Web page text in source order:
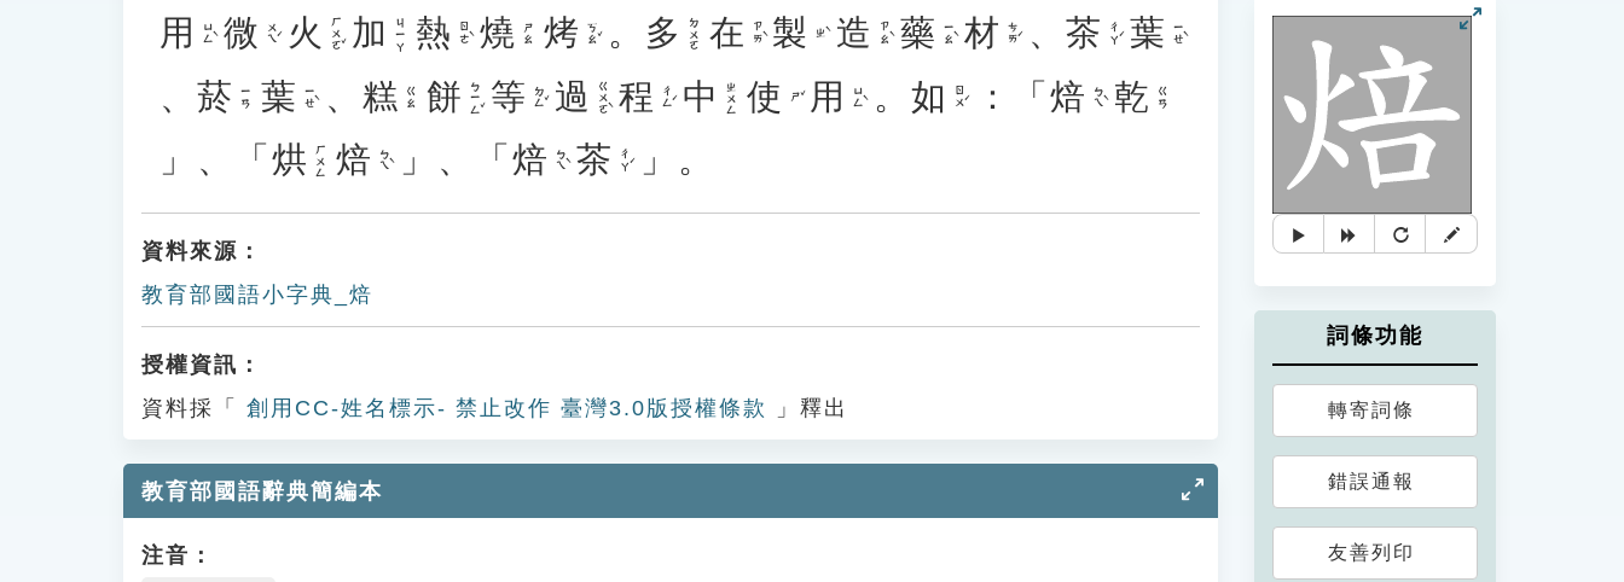
用 ㄩㄥˋ 微 ㄨㄟˊ 火 ㄏㄨㄛˇ 加 ㄐㄧㄚ 熱 ㄖㄜˋ 燒 ㄕㄠ 烤 ㄎㄠˇ 。 多 ㄉㄨㄛ 在 ㄗㄞˋ 製 ㄓˋ 造 ㄗㄠˋ 藥 ㄧㄠˋ 材 ㄘㄞˊ 、茶 ㄔㄚˊ 葉 ㄧㄝˋ
、 菸 ㄧㄢ 葉 ㄧㄝˋ 、 糕 ㄍㄠ 餅 ㄅㄧㄥˇ 等 ㄉㄥˇ 過 ㄍㄨㄛˋ 程 ㄔㄥˊ 中 ㄓㄨㄥ 使 ㄕˇ 用 ㄩㄥˋ 。如 ㄖㄨˊ ：「焙 ㄅㄟˋ 乾 ㄍㄢ
」、「 烘 ㄏㄨㄥ 焙 ㄅㄟˋ 」、「 焙 ㄅㄟˋ 茶 ㄔㄚˊ 」。
資料來源：
教育部國語小字典_焙
授權資訊：
資料採「
創用CC-姓名標示- 禁止改作 臺灣3.0版授權條款 」釋出
教育部國語辭典簡編本
注音：
詞條功能
轉寄詞條
錯誤通報
友善列印